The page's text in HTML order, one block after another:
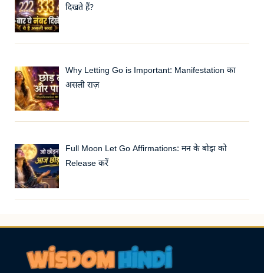
दिखते हैं?
Why Letting Go is Important: Manifestation का
असली राज़
Full Moon Let Go Affirmations: मन के बोझ को
Release करें